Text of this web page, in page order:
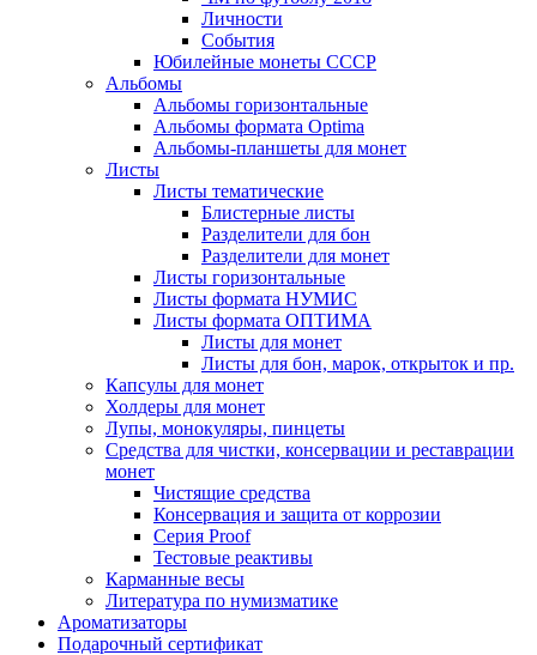
Личности
События
Юбилейные монеты СССР
Альбомы
Альбомы горизонтальные
Альбомы формата Optima
Альбомы-планшеты для монет
Листы
Листы тематические
Блистерные листы
Разделители для бон
Разделители для монет
Листы горизонтальные
Листы формата НУМИС
Листы формата ОПТИМА
Листы для монет
Листы для бон, марок, открыток и пр.
Капсулы для монет
Холдеры для монет
Лупы, монокуляры, пинцеты
Средства для чистки, консервации и реставрации
монет
Чистящие средства
Консервация и защита от коррозии
Серия Proof
Тестовые реактивы
Карманные весы
Литература по нумизматике
Ароматизаторы
Подарочный сертификат